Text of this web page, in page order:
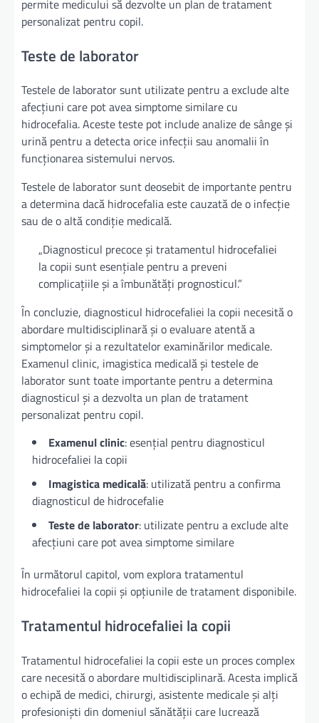
permite medicului să dezvolte un plan de tratament
personalizat pentru copil.
Teste de laborator
Testele de laborator sunt utilizate pentru a exclude alte
afecțiuni care pot avea simptome similare cu
hidrocefalia. Aceste teste pot include analize de sânge și
urină pentru a detecta orice infecții sau anomalii în
funcționarea sistemului nervos.
Testele de laborator sunt deosebit de importante pentru
a determina dacă hidrocefalia este cauzată de o infecție
sau de o altă condiție medicală.
„Diagnosticul precoce și tratamentul hidrocefaliei
la copii sunt esențiale pentru a preveni
complicațiile și a îmbunătăți prognosticul.”
În concluzie, diagnosticul hidrocefaliei la copii necesită o
abordare multidisciplinară și o evaluare atentă a
simptomelor și a rezultatelor examinărilor medicale.
Examenul clinic, imagistica medicală și testele de
laborator sunt toate importante pentru a determina
diagnosticul și a dezvolta un plan de tratament
personalizat pentru copil.
Examenul clinic: esențial pentru diagnosticul
hidrocefaliei la copii
Imagistica medicală: utilizată pentru a confirma
diagnosticul de hidrocefalie
Teste de laborator: utilizate pentru a exclude alte
afecțiuni care pot avea simptome similare
În următorul capitol, vom explora tratamentul
hidrocefaliei la copii și opțiunile de tratament disponibile.
Tratamentul hidrocefaliei la copii
Tratamentul hidrocefaliei la copii este un proces complex
care necesită o abordare multidisciplinară. Acesta implică
o echipă de medici, chirurgi, asistente medicale și alți
profesioniști din domeniul sănătății care lucrează